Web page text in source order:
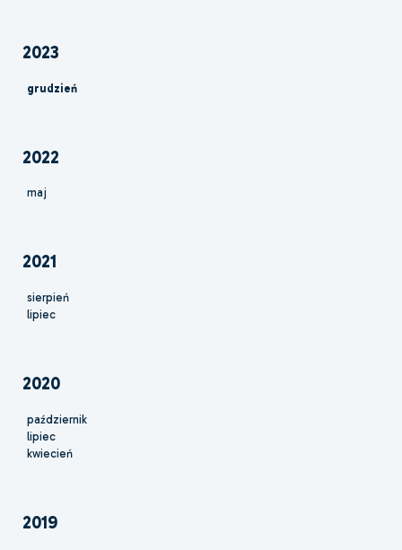
2023
grudzień
2022
maj
2021
sierpień
lipiec
2020
październik
lipiec
kwiecień
2019